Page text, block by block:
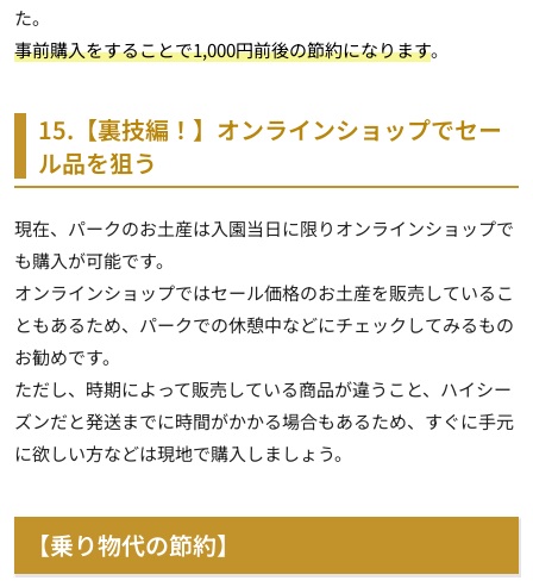
た。
事前購入をすることで1,000円前後の節約になります。
15.【裏技編！】オンラインショップでセー
ル品を狙う
現在、パークのお土産は入園当日に限りオンラインショップで
も購入が可能です。
オンラインショップではセール価格のお土産を販売しているこ
ともあるため、パークでの休憩中などにチェックしてみるもの
お勧めです。
ただし、時期によって販売している商品が違うこと、ハイシー
ズンだと発送までに時間がかかる場合もあるため、すぐに手元
に欲しい方などは現地で購入しましょう。
【乗り物代の節約】